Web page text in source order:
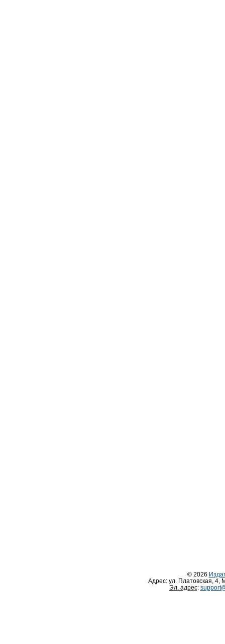
© 2026
Адрес: ул. Платовская, 4
Эл. адрес: